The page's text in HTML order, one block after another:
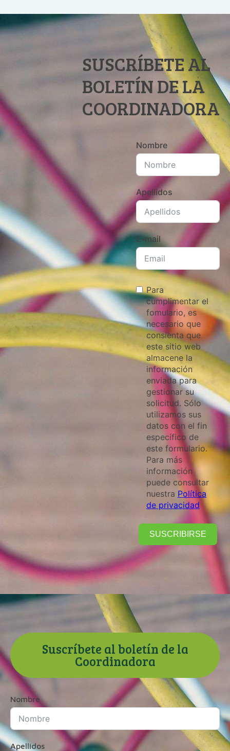
SUSCRÍBETE AL
BOLETÍN DE LA
COORDINADORA
Nombre
Apellidos
E-mail
Para
cumplimentar el
fomulario, es
necesario que
consienta que
este sitio web
almacene la
información
enviada para
gestionar su
solicitud. Sólo
utilizamos sus
datos con el fin
específico de
este formulario.
Para más
información
puede consultar
nuestra Política
de privacidad
SUSCRIBIRSE
Suscríbete al boletín de la
Coordinadora
Nombre
Apellidos